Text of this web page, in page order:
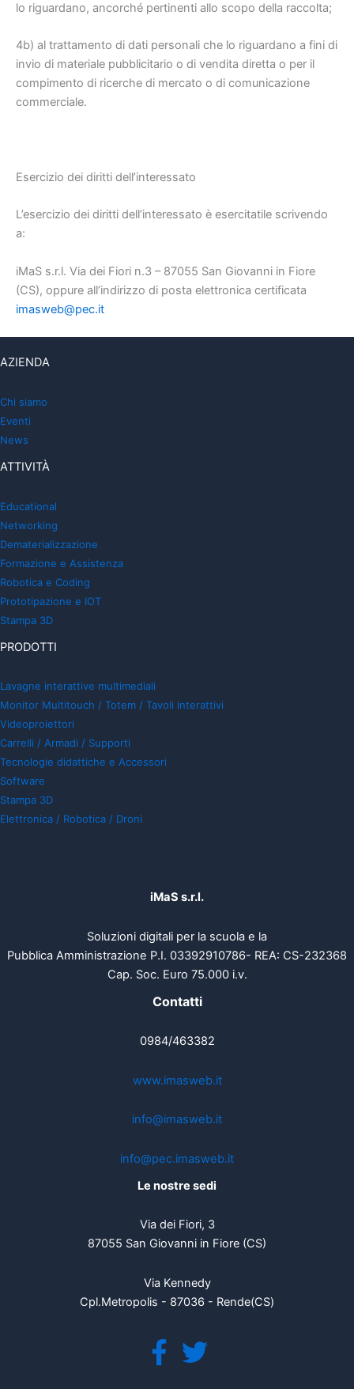
lo riguardano, ancorché pertinenti allo scopo della raccolta;
4b) al trattamento di dati personali che lo riguardano a fini di
invio di materiale pubblicitario o di vendita diretta o per il
compimento di ricerche di mercato o di comunicazione
commerciale.
Esercizio dei diritti dell’interessato
L’esercizio dei diritti dell’interessato è esercitatile scrivendo
a:
iMaS s.r.l. Via dei Fiori n.3 – 87055 San Giovanni in Fiore
(CS), oppure all’indirizzo di posta elettronica certificata
imasweb@pec.it
AZIENDA
Chi siamo
Eventi
News
ATTIVITÀ
Educational
Networking
Dematerializzazione
Formazione e Assistenza
Robotica e Coding
Prototipazione e IOT
Stampa 3D
PRODOTTI
Lavagne interattive multimediali
Monitor Multitouch / Totem / Tavoli interattivi
Videoproiettori
Carrelli / Armadi / Supporti
Tecnologie didattiche e Accessori
Software
Stampa 3D
Elettronica / Robotica / Droni
iMaS s.r.l.
Soluzioni digitali per la scuola e la
Pubblica Amministrazione P.I. 03392910786- REA: CS-232368
Cap. Soc. Euro 75.000 i.v.
Contatti
0984/463382
www.imasweb.it
info@imasweb.it
info@pec.imasweb.it
Le nostre sedi
Via dei Fiori, 3
87055 San Giovanni in Fiore (CS)
Via Kennedy
Cpl.Metropolis - 87036 - Rende(CS)